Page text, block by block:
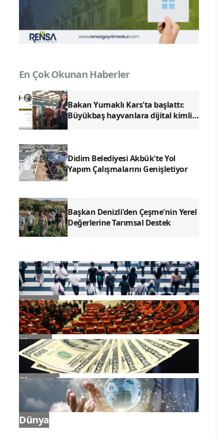
En Çok Okunan Haberler
Bakan Yumaklı Kars'ta başlattı:
Büyükbaş hayvanlara dijital kimlik
Didim Belediyesi Akbük'te Yol
Yapım Çalışmalarını Genişletiyor
Başkan Denizli'den Çeşme'nin Yerel
Değerlerine Tarımsal Destek
Gündem
Siyaset
Ekonomi
Dünya